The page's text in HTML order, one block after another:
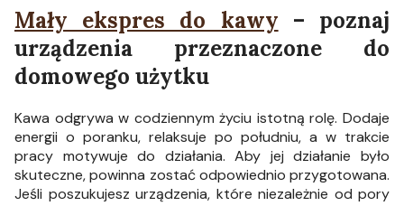
Mały ekspres do kawy – poznaj
urządzenia przeznaczone do
domowego użytku
Kawa odgrywa w codziennym życiu istotną rolę. Dodaje
energii o poranku, relaksuje po południu, a w trakcie
pracy motywuje do działania. Aby jej działanie było
skuteczne, powinna zostać odpowiednio przygotowana.
Jeśli poszukujesz urządzenia, które niezależnie od pory